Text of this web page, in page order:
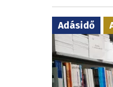
Adásidő